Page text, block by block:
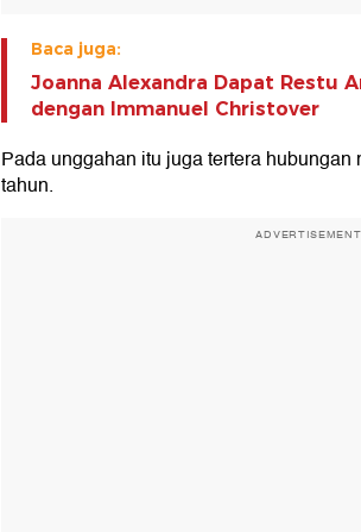
Baca juga:
Joanna Alexandra Dapat Restu
dengan Immanuel Christover
Pada unggahan itu juga tertera
tahun.
ADVERTISEMENT